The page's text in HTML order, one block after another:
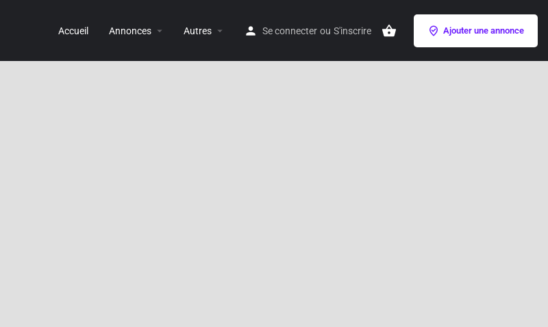
Accueil Annonces Autres Se connecter ou S'inscrire Ajouter une annonce